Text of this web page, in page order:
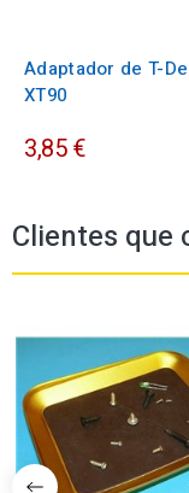
Adaptador de T-
XT90
3,85 €
Clientes